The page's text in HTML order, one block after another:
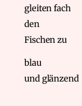
gleiten fach
den
Fischen zu
blau
und glänzend